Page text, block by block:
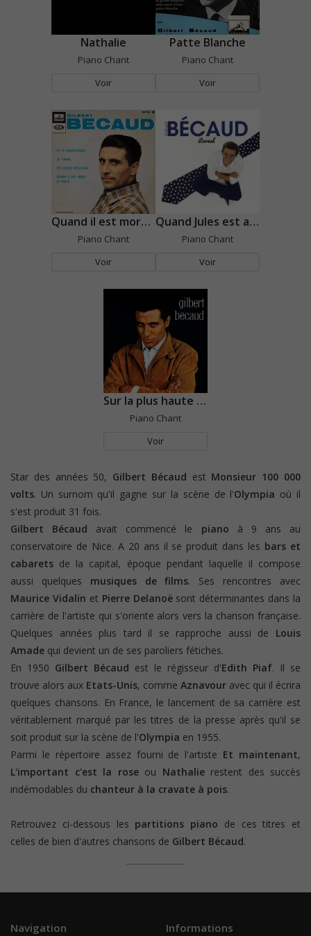
Star des années 50, Gilbert Bécaud est Monsieur 100 000
volts. Un surnom qu'il gagne sur la scène de l'Olympia où il
s'est produit 31 fois.
Gilbert Bécaud avait commencé le piano à 9 ans au
conservatoire de Nice. A 20 ans il se produit dans les bars et
cabarets de la capital, époque pendant laquelle il compose
aussi quelques musiques de films. Ses rencontres avec
Maurice Vidalin et Pierre Delanoë sont déterminantes dans la
carrière de l'artiste qui s'oriente alors vers la chanson française.
Quelques années plus tard il se rapproche aussi de Louis
Amade qui devient un de ses paroliers fétiches.
En 1950 Gilbert Bécaud est le régisseur d'Edith Piaf. Il se
trouve alors aux Etats-Unis, comme Aznavour avec qui il écrira
quelques chansons. En France, le lancement de sa carrière est
véritablement marqué par les titres de la presse après qu'il se
soit produit sur la scène de l'Olympia en 1955.
Parmi le répertoire assez fourni de l'artiste Et maintenant,
L'important c'est la roseou Nathalierestent des succès
indémodables du chanteur à la cravate à pois.
Retrouvez ci-dessous les partitions piano de ces titres et
celles de bien d'autres chansons de Gilbert Bécaud.
Nathalie
Piano Chant
Voir
Patte Blanche
Piano Chant
Voir
Quand il est mort le poète
Piano Chant
Voir
Quand Jules est au violon
Piano Chant
Voir
Sur la plus haute colline
Piano Chant
Voir
Navigation Informations